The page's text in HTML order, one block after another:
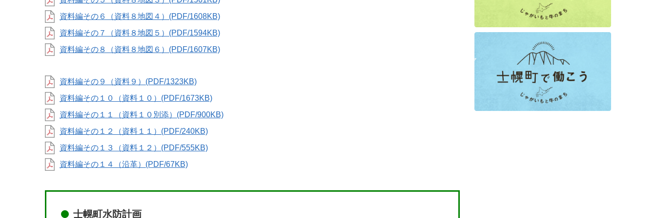
資料編その６（資料８地図４）(PDF/1608KB)
資料編その７（資料８地図５）(PDF/1594KB)
資料編その８（資料８地図６）(PDF/1607KB)
資料編その９（資料９）(PDF/1323KB)
資料編その１０（資料１０）(PDF/1673KB)
資料編その１１（資料１０別添）(PDF/900KB)
資料編その１２（資料１１）(PDF/240KB)
資料編その１３（資料１２）(PDF/555KB)
資料編その１４（沿革）(PDF/67KB)
士幌町水防計画